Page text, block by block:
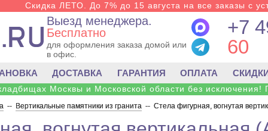
Скидка ЛЕТО. До 7% до 15 августа на все заказы с
Выезд менеджера.
Бесплатно
для оформления заказа домой или
в офис.
+7
60
ДОСТАВКА ГАРАНТИЯ ОПЛАТА
Москвы и Московской области без исключения!
-- Вертикальные памятники из гранита -- Стела фигурная, вогнутая